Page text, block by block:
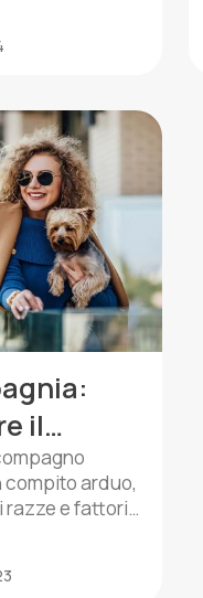
come
terreni
ideali per la
di persone
Inoltre, il
loro […]
il
arduo,
razze e fattori
da